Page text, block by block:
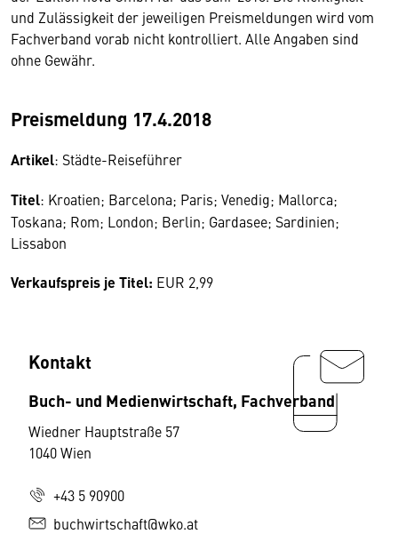
und Zulässigkeit der jeweiligen Preismeldungen wird vom
Fachverband vorab nicht kontrolliert. Alle Angaben sind
ohne Gewähr.
Preismeldung 17.4.2018
Artikel: Städte-Reiseführer
Titel: Kroatien; Barcelona; Paris; Venedig; Mallorca;
Toskana; Rom; London; Berlin; Gardasee; Sardinien;
Lissabon
Verkaufspreis je Titel: EUR 2,99
Kontakt
Buch- und Medienwirtschaft, Fachverband
Wiedner Hauptstraße 57
1040 Wien
+43 5 90900
buchwirtschaft@wko.at